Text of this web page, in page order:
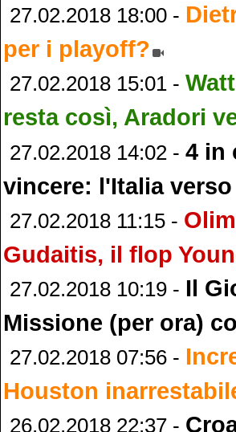
27.02.2018 18:00 -
per i playoff?
27.02.2018 15:01 -
resta così, Aradori
27.02.2018 14:02 - 4 in
vincere: l'Italia verso
27.02.2018 11:15 -
Gudaitis, il flop
27.02.2018 10:19 - Il
Missione (per ora)
27.02.2018 07:56 -
Houston
26.02.2018 22:37 -